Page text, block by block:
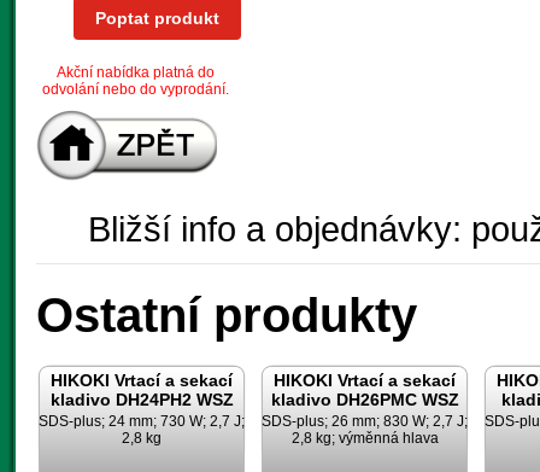
Poptat produkt
Akční nabídka platná do
odvolání nebo do vyprodání.
Bližší info a objednávky:
Ostatní produkty
HIKOKI Vrtací a sekací
kladivo DH24PH2 WSZ
SDS-plus; 24 mm; 730 W; 2,7 J;
2,8 kg
HIKOKI Vrtací a sekací
kladivo DH26PMC WSZ
SDS-plus; 26 mm; 830 W; 2,7 J;
2,8 kg; výměnná hlava
SDS-